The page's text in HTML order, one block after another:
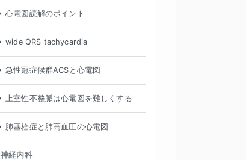
心電図読解のポイント
wide QRS tachycardia
急性冠症候群ACSと心電図
上室性不整脈は心電図を難しくする
肺塞栓症と肺高血圧の心電図
神経内科